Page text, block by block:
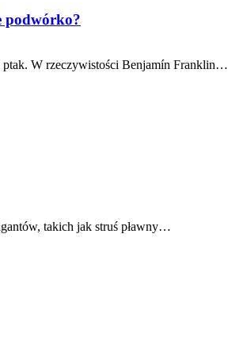
podwórko?
W rzeczywistości Benjamín Franklin…
takich jak struś pławny…